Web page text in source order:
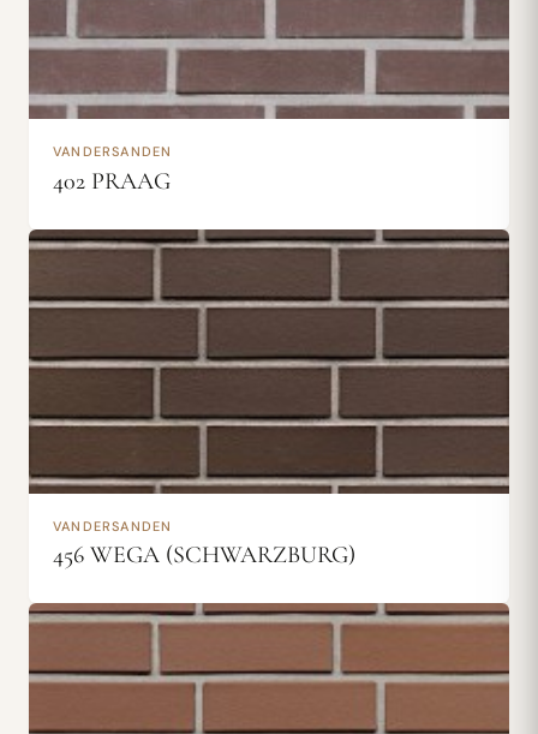
VANDERSANDEN
402 PRAAG
VANDERSANDEN
456 WEGA (SCHWARZBURG)